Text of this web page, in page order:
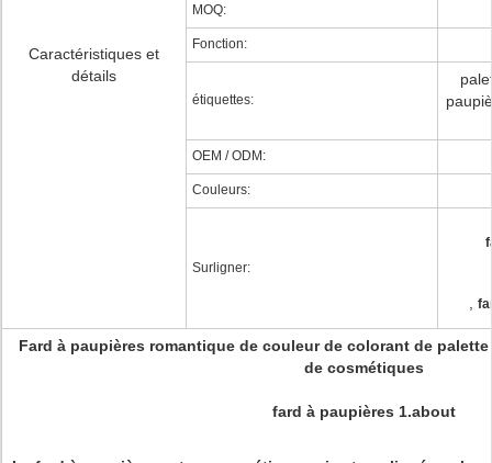
Caractéristiques et
détails
MOQ:
Fonction:
étiquettes:
OEM / ODM:
Couleurs:
Surligner:
Fard à paupières romantique de couleur de colorant de
de cosmétiques
fard à paupières 1.about